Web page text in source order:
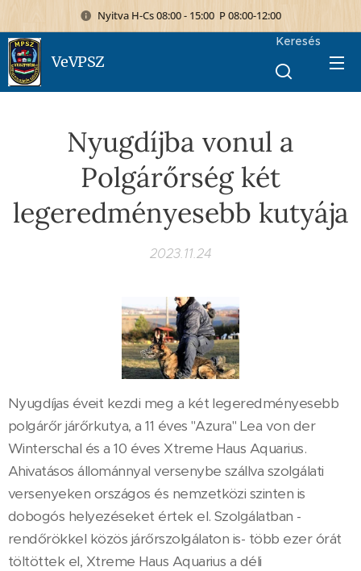
Nyitva H-Cs 08:00 - 15:00 P 08:00-12:00
VeVPSZ
Keresés
Nyugdíjba vonul a
Polgárőrség két
legeredményesebb kutyája
2023.11.24
Nyugdíjas éveit kezdi meg a két legeredményesebb
polgárőr járőrkutya, a 11 éves "Azura" Lea von der
Winterschal és a 10 éves Xtreme Haus Aquarius.
Ahivatásos állománnyal versenybe szállva szolgálati
versenyeken országos és nemzetközi szinten is
dobogós helyezéseket értek el. Szolgálatban -
rendőrökkel közös járőrszolgálaton is- több ezer órát
töltöttek el, Xtreme Haus Aquarius a déli